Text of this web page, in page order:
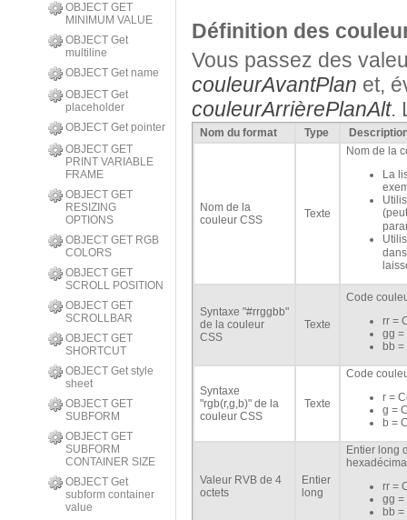
OBJECT GET
MINIMUM VALUE
OBJECT Get
multiline
OBJECT Get name
OBJECT Get
placeholder
OBJECT Get pointer
OBJECT GET
PRINT VARIABLE
FRAME
OBJECT GET
RESIZING
OPTIONS
OBJECT GET RGB
COLORS
OBJECT GET
SCROLL POSITION
OBJECT GET
SCROLLBAR
OBJECT GET
SHORTCUT
OBJECT Get style
sheet
OBJECT GET
SUBFORM
OBJECT GET
SUBFORM
CONTAINER SIZE
OBJECT Get
subform container
value
Définition des
Vous passez des
couleurAvantPlan et,
couleurArrièrePlanAlt.
Nom du format Type
Nom de la
couleur CSS
Texte
Nom de la
La
Syntaxe "#rrggbb"
de la couleur
CSS
Texte
Code
rr =
gg =
bb
Syntaxe
"rgb(r,g,b)" de la
couleur CSS
Texte
Code
r =
g =
b =
Valeur RVB de 4
octets
Entier
long
Entier long
rr =
gg =
bb